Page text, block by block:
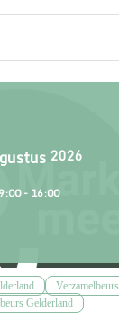
2026
- 16:00
Verzamelbeurs
Gelderland